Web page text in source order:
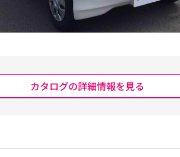
カタログの詳細情報を見る